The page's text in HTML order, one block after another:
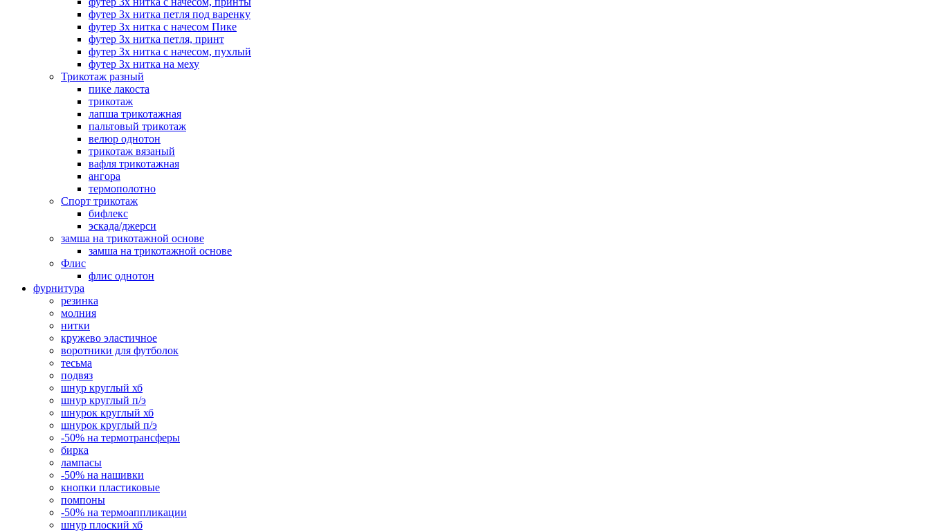
футер 3х нитка петля под варенку
футер 3х нитка с начесом Пике
футер 3х нитка петля, принт
футер 3х нитка с начесом, пухлый
футер 3х нитка на меху
Трикотаж разный
пике лакоста
трикотаж
лапша трикотажная
пальтовый трикотаж
велюр однотон
трикотаж вязаный
вафля трикотажная
ангора
термополотно
Спорт трикотаж
бифлекс
эскада/джерси
замша на трикотажной основе
замша на трикотажной основе
Флис
флис однотон
фурнитура
резинка
молния
нитки
кружево эластичное
воротники для футболок
тесьма
подвяз
шнур круглый хб
шнур круглый п/э
шнурок круглый хб
шнурок круглый п/э
-50% на термотрансферы
бирка
лампасы
-50% на нашивки
кнопки пластиковые
помпоны
-50% на термоаппликации
шнур плоский хб